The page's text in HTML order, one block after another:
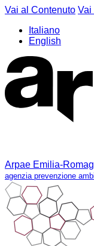
Vai al Contenuto Vai
Italiano
English
Arpae Emilia-
agenzia prevenzione